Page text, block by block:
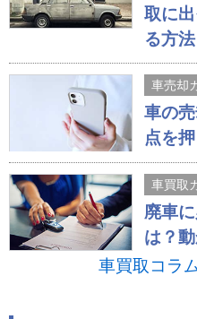
取に
る方
車売却
車の
点を
車買取
廃車
は？
車買取コラ